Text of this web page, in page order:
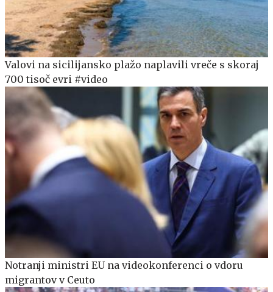
Valovi na sicilijansko plažo naplavili vreče s skoraj
700 tisoč evri #video
Notranji ministri EU na videokonferenci o vdoru
migrantov v Ceuto